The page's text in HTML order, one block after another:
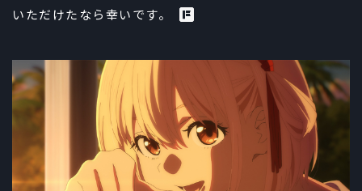
いただけたなら幸いです。